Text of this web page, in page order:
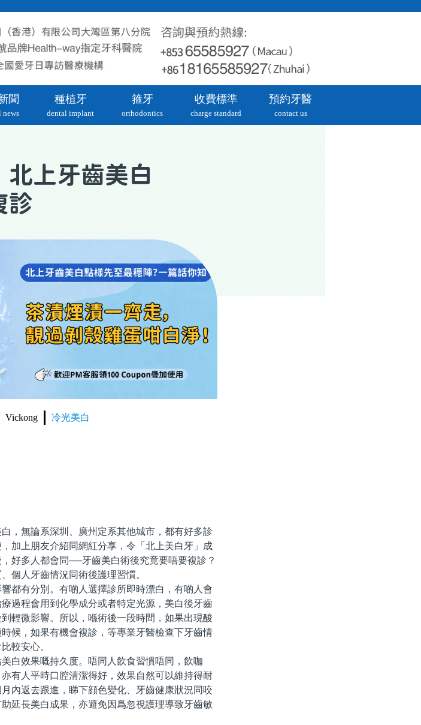
聞
news
種植牙
dental implant
箍牙
orthodontics
收費標準
charge standard
預約牙醫
contact us
北上牙齒美白
診
Vickong 冷光美白
無論系深圳、廣州定系其他城市，都有好多診
加上朋友介紹同網紅分享，令「北上美白牙」成
好多人都會問──牙齒美白術後究竟要唔要複診？
個人牙齒情況同術後護理習慣。
有分別。有啲人選擇診所即時漂白，有啲人會
過程會用到化學成分或者特定光源，美白後牙齒
輕微影響。所以，喺術後一段時間，如果出現酸
候，如果有機會複診，等專業牙醫檢查下牙齒情
較安心。
效果嘅持久度。唔同人飲食習慣唔同，飲咖
有人平時口腔清潔得好，效果自然可以維持得耐
內返去跟進，睇下顔色變化、牙齒健康狀況同咬
延長美白成果，亦避免因爲忽視護理導致牙齒敏